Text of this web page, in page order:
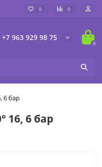
0 0
+7 963 929 98 75
0
6 бар
16, 6 бар